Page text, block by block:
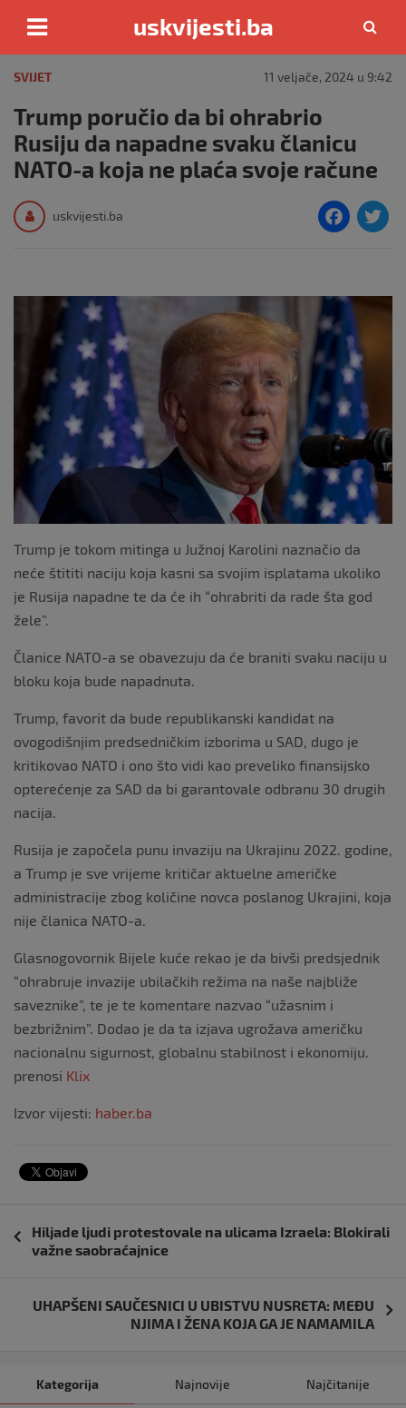
content
uskvijesti.ba
SVIJET 11 veljače, 2024 u 9:42
Trump poručio da bi ohrabrio
Rusiju da napadne svaku članicu
NATO-a koja ne plaća svoje račune
uskvijesti.ba
F
e
b
o
o
k
Trump je tokom mitinga u Južnoj Karolini naznačio da
neće štititi naciju koja kasni sa svojim isplatama ukoliko
je Rusija napadne te da će ih “ohrabriti da rade šta god
žele”.
Članice NATO-a se obavezuju da će braniti svaku naciju u
bloku koja bude napadnuta.
Trump, favorit da bude republikanski kandidat na
ovogodišnjim predsedničkim izborima u SAD, dugo je
kritikovao NATO i ono što vidi kao preveliko finansijsko
opterećenje za SAD da bi garantovale odbranu 30 drugih
nacija.
Rusija je započela punu invaziju na Ukrajinu 2022. godine,
a Trump je sve vrijeme kritičar aktuelne američke
administracije zbog količine novca poslanog Ukrajini, koja
nije članica NATO-a.
Glasnogovornik Bijele kuće rekao je da bivši predsjednik
“ohrabruje invazije ubilačkih režima na naše najbliže
saveznike”, te je te komentare nazvao “užasnim i
bezbrižnim”. Dodao je da ta izjava ugrožava američku
nacionalnu sigurnost, globalnu stabilnost i ekonomiju.
prenosi Klix
Izvor vijesti: haber.ba
objava
Hiljade ljudi protestovale na ulicama Izraela: Blokirali
važne saobraćajnice
UHAPŠENI SAUČESNICI U UBISTVU NUSRETA: MEĐU
NJIMA I ŽENA KOJA GA JE NAMAMILA
Kategorija Najnovije Najčitanije